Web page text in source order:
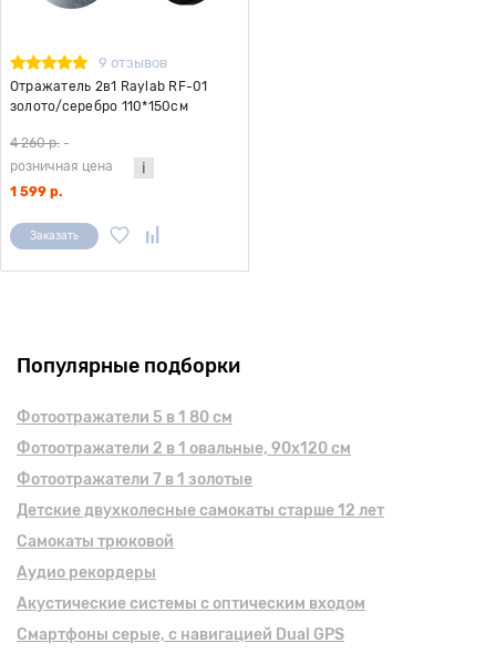
9 отзывов
Отражатель 2в1 Raylab RF-01
золото/серебро 110*150см
4 260 р. -
розничная цена
1 599 р.
Заказать
Популярные подборки
Фотоотражатели 5 в 1 80 см
Фотоотражатели 2 в 1 овальные, 90х120 см
Фотоотражатели 7 в 1 золотые
Детские двухколесные самокаты старше 12 лет
Самокаты трюковой
Аудио рекордеры
Акустические системы с оптическим входом
Смартфоны серые, с навигацией Dual GPS